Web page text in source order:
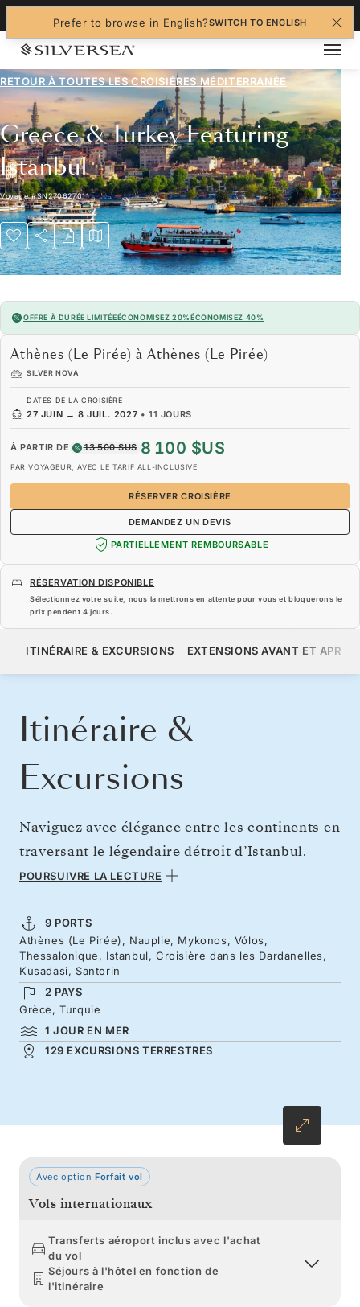
Prefer to browse in English?SWITCH TO ENGLISH
RETOUR À TOUTES LESCROISIÈRES MÉDITERRANÉE
Greece & Turkey Featuring
Istanbul
Voyage#SN270627011
OFFRE À DURÉE LIMITÉEÉCONOMISEZ 20%ÉCONOMISEZ 40%
Athènes (Le Pirée) à Athènes (Le Pirée)
SILVER NOVA
DATES DE LA CROISIÈRE
27 JUIN → 8 JUIL. 2027 •11 JOURS
À PARTIR DE 13 500 $US 8 100 $US
PAR VOYAGEUR, AVEC LE TARIF ALL-INCLUSIVE
RÉSERVER CROISIÈRE
DEMANDEZ UN DEVIS
PARTIELLEMENT REMBOURSABLE
RÉSERVATION DISPONIBLE
Sélectionnez votre suite, nous la mettrons en attente pour vous et bloquerons le
prix pendent 4 jours.
À PARTIR DE 8 100 $US
ITINÉRAIRE & EXCURSIONS EXTENSIONS AVANT ET APRÈS
Itinéraire &
Excursions
Naviguez avec élégance entre les continents en
traversant le légendaire détroit d’Istanbul.
Depuis les hautes mosquées et les ruelles
conduit à travers les îles grecques
envoûtantes, les côtes historiques du
Péloponnèse, les cités antiques de Turquie et
la magie romantique des coupoles blanches et
bleues de Santorin. Découvrez les îles
grecques à leur plus bel éclat lors d’une boucle
POURSUIVRE LA LECTURE
9 PORTS
Athènes (Le Pirée), Nauplie, Mykonos, Vólos,
Thessalonique, Istanbul, Croisière dans les Dardanelles,
Kusadasi, Santorin
2 PAYS
Grèce, Turquie
1 JOUR EN MER
129 EXCURSIONS TERRESTRES
Avec option Forfait vol
Vols internationaux
Transferts aéroport inclus avec l'achat
du vol
Séjours à l'hôtel en fonction de
l'itinéraire